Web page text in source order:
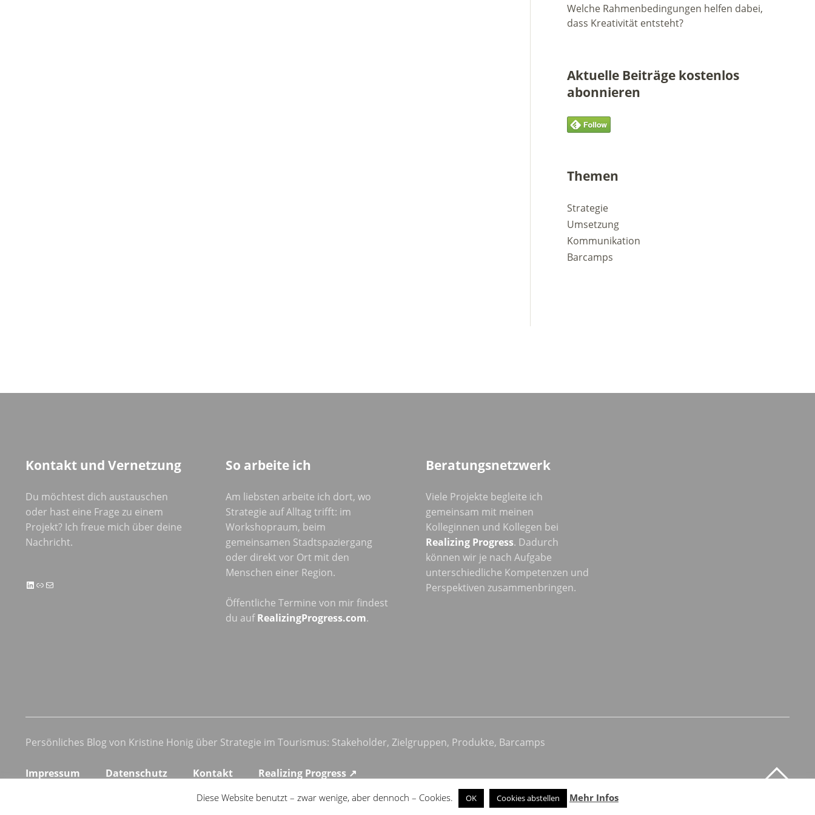
Welche Rahmenbedingungen helfen dabei,
dass Kreativität entsteht?
Aktuelle Beiträge kostenlos
abonnieren
Themen
Strategie
Umsetzung
Kommunikation
Barcamps
Kontakt und Vernetzung
Du möchtest dich austauschen
oder hast eine Frage zu einem
Projekt? Ich freue mich über deine
Nachricht.
LinkedIn
LinkE-Mail
So arbeite ich
Am liebsten arbeite ich dort, wo
Strategie auf Alltag trifft: im
Workshopraum, beim
gemeinsamen Stadtspaziergang
oder direkt vor Ort mit den
Menschen einer Region.
Öffentliche Termine von mir findest
du aufRealizingProgress.com.
Beratungsnetzwerk
Viele Projekte begleite ich
gemeinsam mit meinen
Kolleginnen und Kollegen bei
Realizing Progress. Dadurch
können wir je nach Aufgabe
unterschiedliche Kompetenzen und
Perspektiven zusammenbringen.
Persönliches Blog von Kristine Honig über Strategie im Tourismus: Stakeholder, Zielgruppen, Produkte, Barcamps
Impressum Datenschutz Kontakt Realizing Progress ↗
Diese Website benutzt – zwar wenige, aber dennoch – Cookies. OK Cookies abstellen Mehr Infos